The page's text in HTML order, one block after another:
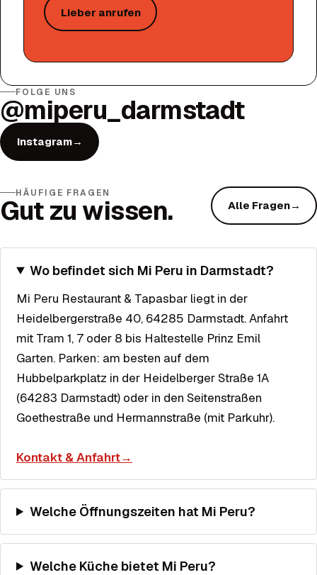
Lieber anrufen
FOLGE UNS
@miperu_darmstadt
Instagram→
HÄUFIGE FRAGEN
Gut zu wissen. Alle Fragen→
Wo befindet sich Mi Peru in Darmstadt?
Mi Peru Restaurant & Tapasbar liegt in der
Heidelbergerstraße 40, 64285 Darmstadt. Anfahrt
mit Tram 1, 7 oder 8 bis Haltestelle Prinz Emil
Garten. Parken: am besten auf dem
Hubbelparkplatz in der Heidelberger Straße 1A
(64283 Darmstadt) oder in den Seitenstraßen
Goethestraße und Hermannstraße (mit Parkuhr).
Kontakt & Anfahrt→
Welche Öffnungszeiten hat Mi Peru?
Welche Küche bietet Mi Peru?